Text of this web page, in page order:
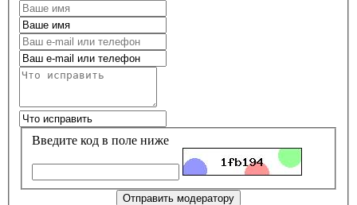
Введите код в поле ниже
Отправить модератору